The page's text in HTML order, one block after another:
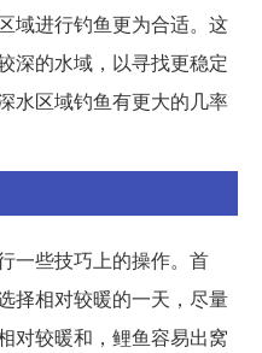
域进行钓鱼更为合适。这
深的水域，以寻找更稳定
水区域钓鱼有更大的几率
一些技巧上的操作。首
择相对较暖的一天，尽量
对较暖和，鲤鱼容易出窝